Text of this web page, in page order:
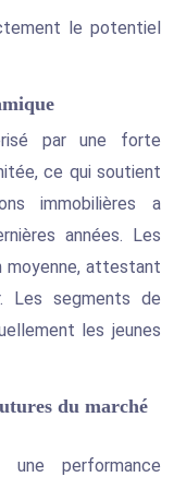
le potentiel
par une forte
ce qui soutient
immobilières a
années. Les
moyenne, attestant
Les segments de
les jeunes
du marché
une performance